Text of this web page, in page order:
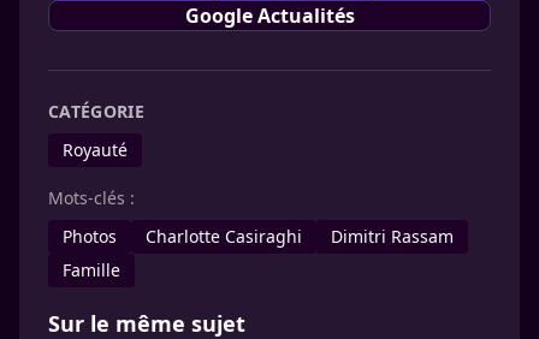
Google Actualités
CATÉGORIE
Royauté
Mots-clés :
Photos
Charlotte Casiraghi
Dimitri Rassam
Famille
Sur le même sujet